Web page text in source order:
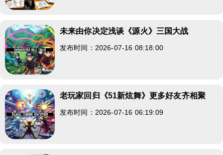
未来由你决定浅谈《源火》三国大战
发布时间：2026-07-16 08:18:00
老玩家回归《51新炫舞》更多好友齐相聚
发布时间：2026-07-16 06:19:09